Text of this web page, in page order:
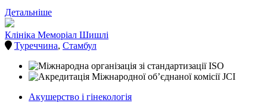
Детальніше
Клініка Меморіал Шишлі
Туреччина, Стамбул
Акушерство і гінекологія